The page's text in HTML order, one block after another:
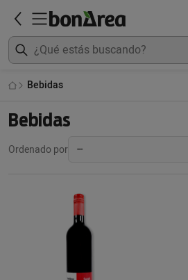
Bebidas
Bebidas
Ordenado por